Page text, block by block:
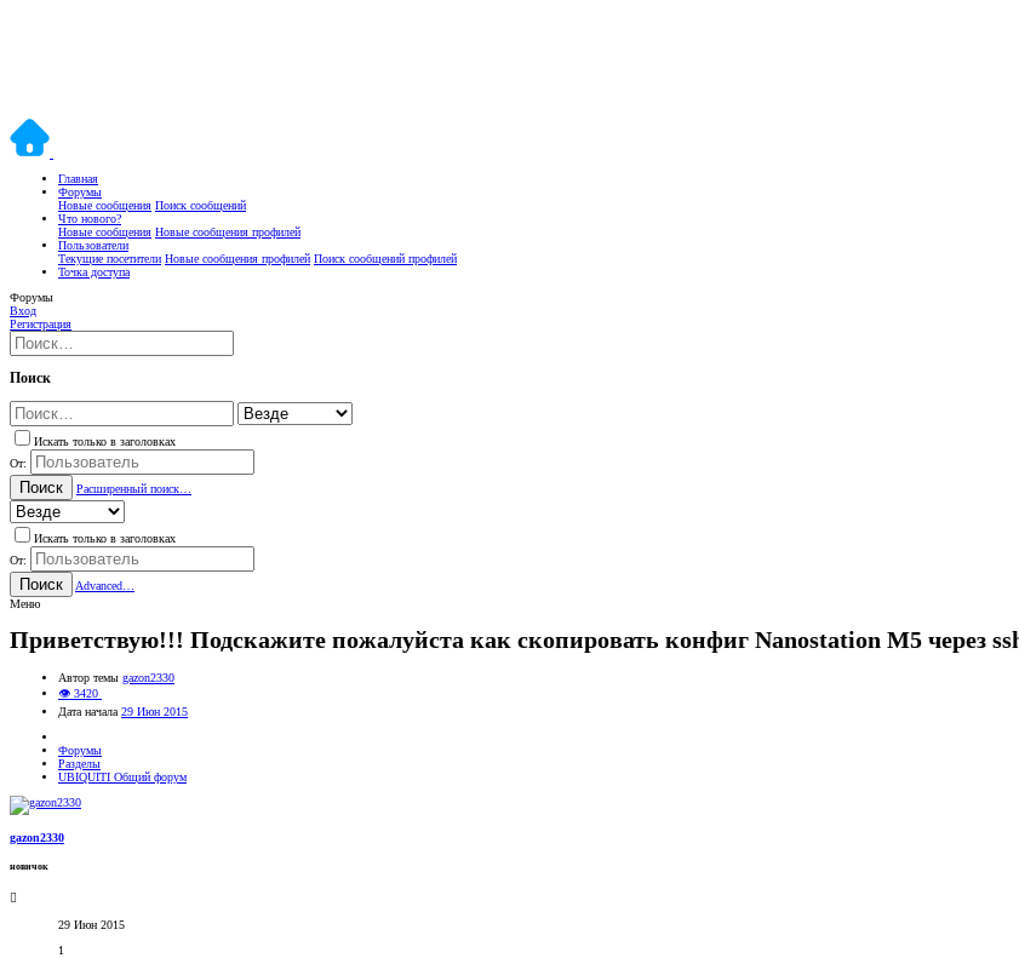
Главная
Форумы
Новые сообщения Поиск сообщений
Что нового?
Новые сообщения Новые сообщения профилей
Пользователи
Текущие посетители Новые сообщения профилей Поиск сообщений профилей
Точка доступа
Форумы
Вход
Регистрация
Поиск
Искать только в заголовках
От:
Поиск Расширенный поиск…
Искать только в заголовках
От:
Поиск
Advanced…
Меню
Приветствую!!! Подскажите пожалуйста как скопировать конфиг Nanostation M5 через
Автор темы gazon2330
👁 3420
Дата начала 29 Июн 2015
Форумы
Разделы
UBIQUITI Общий форум
gazon2330
новичок
29 Июн 2015
1